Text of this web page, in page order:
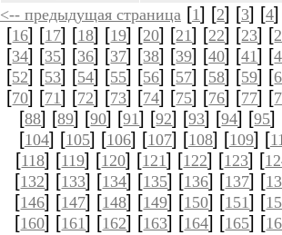
<-- предыдущая страница [1] [2] [3] [4
[16] [17] [18] [19] [20] [21] [22] [23] [
[34] [35] [36] [37] [38] [39] [40] [41] [
[52] [53] [54] [55] [56] [57] [58] [59] [
[70] [71] [72] [73] [74] [75] [76] [77] [
[88] [89] [90] [91] [92] [93] [94] [95]
[104] [105] [106] [107] [108] [109] [
[118] [119] [120] [121] [122] [123] [
[132] [133] [134] [135] [136] [137] [
[146] [147] [148] [149] [150] [151] [
[160] [161] [162] [163] [164] [165] [